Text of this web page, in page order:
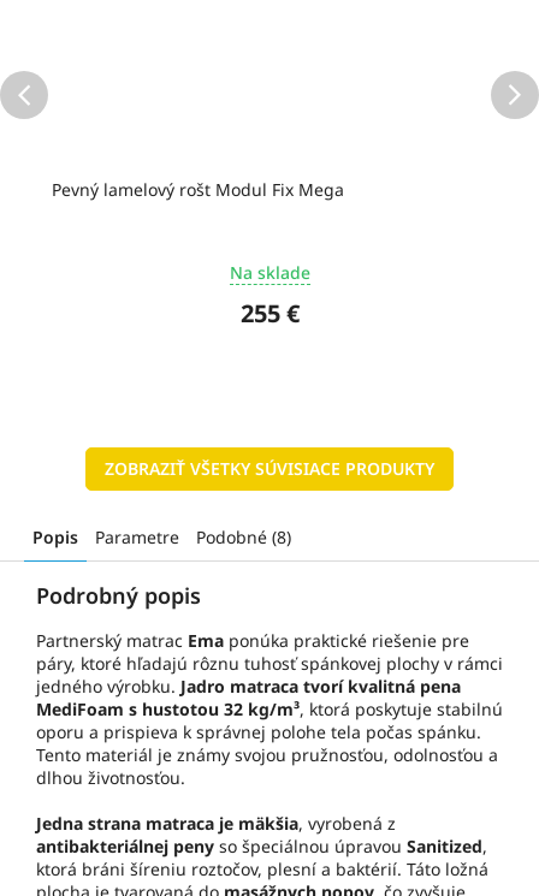
Pevný lamelový rošt Modul Fix Mega
Na sklade
255 €
ZOBRAZIŤ VŠETKY SÚVISIACE PRODUKTY
Popis Parametre Podobné (8)
Podrobný popis
Partnerský matrac Ema ponúka praktické riešenie pre
páry, ktoré hľadajú rôznu tuhosť spánkovej plochy v rámci
jedného výrobku. Jadro matraca tvorí kvalitná pena
MediFoam s hustotou 32 kg/m³, ktorá poskytuje stabilnú
oporu a prispieva k správnej polohe tela počas spánku.
Tento materiál je známy svojou pružnosťou, odolnosťou a
dlhou životnosťou.
Jedna strana matraca je mäkšia, vyrobená z
antibakteriálnej peny so špeciálnou úpravou Sanitized,
ktorá bráni šíreniu roztočov, plesní a baktérií. Táto ložná